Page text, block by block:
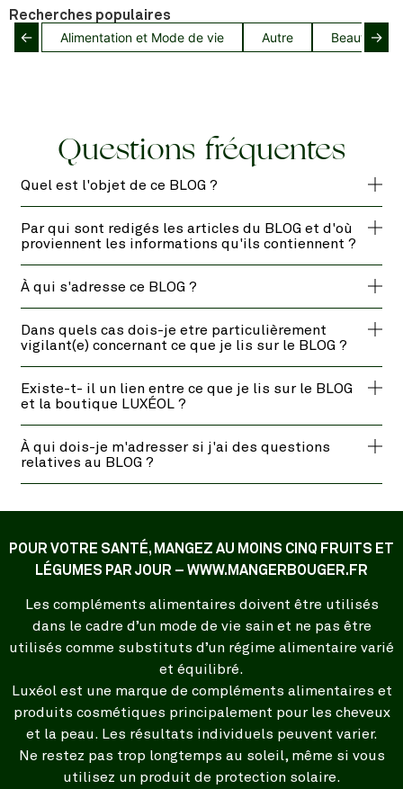
Recherches populaires
← Alimentation et Mode de vie Autre Beauté→
Questions fréquentes
Quel est l'objet de ce BLOG ?
Par qui sont redigés les articles du BLOG et d'où
proviennent les informations qu'ils contiennent ?
À qui s'adresse ce BLOG ?
Dans quels cas dois-je etre particulièrement
vigilant(e) concernant ce que je lis sur le BLOG ?
Existe-t- il un lien entre ce que je lis sur le BLOG
et la boutique LUXÉOL ?
À qui dois-je m'adresser si j'ai des questions
relatives au BLOG ?
POUR VOTRE SANTÉ, MANGEZ AU MOINS CINQ FRUITS ET
LÉGUMES PAR JOUR – WWW.MANGERBOUGER.FR
Les compléments alimentaires doivent être utilisés
dans le cadre d’un mode de vie sain et ne pas être
utilisés comme substituts d’un régime alimentaire varié
et équilibré.
Luxéol est une marque de compléments alimentaires et
produits cosmétiques principalement pour les cheveux
et la peau. Les résultats individuels peuvent varier.
Ne restez pas trop longtemps au soleil, même si vous
utilisez un produit de protection solaire.